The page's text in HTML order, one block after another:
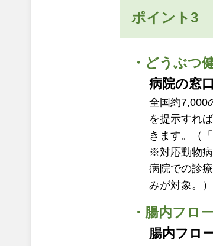
ポイント3
・どうぶつ
病院の窓
全国約7,000
を提示すれ
きます。（
※対応動物
病院での診
みが対象。）
・腸内フロ
腸内フロ